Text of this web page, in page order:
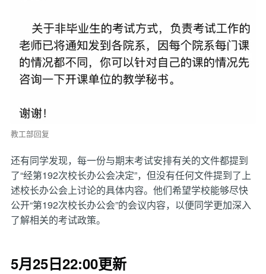
教工部回复
还有同学发现，每一份与期末考试安排有关的文件都提到
了“经第192次校长办公会决定”，但没有任何文件提到了上
述校长办公会上讨论的具体内容。他们希望学校能够尽快
公开“第192次校长办公会”的会议内容，以便同学更加深入
了解相关的考试政策。
5月25日22:00更新